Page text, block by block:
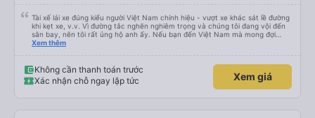
Tài xế lái xe đúng kiểu người Việt Nam chính hiệu - vượt xe khác sát lề đường
khi kẹt xe, v.v. Vì đường tắc nghẽn nghiêm trọng và chúng tôi đang vội đến
sân bay, nên tôi rất ủng hộ anh ấy. Nếu bạn đến Việt Nam mà mong đợi
người ta lái xe như ở châu Âu, thì hãy đến nơi khác.
Xem thêm
Không cần thanh toán trước
Xác nhận chỗ ngay lập tức
Xem giá